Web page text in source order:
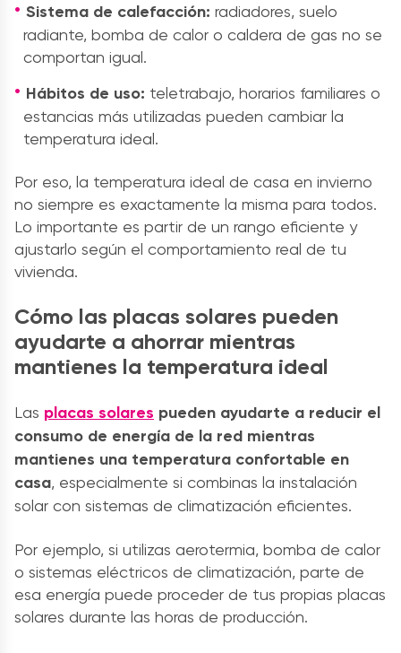
Sistema de calefacción: radiadores, suelo
radiante, bomba de calor o caldera de gas no se
comportan igual.
Hábitos de uso: teletrabajo, horarios familiares o
estancias más utilizadas pueden cambiar la
temperatura ideal.
Por eso, la temperatura ideal de casa en invierno
no siempre es exactamente la misma para todos.
Lo importante es partir de un rango eficiente y
ajustarlo según el comportamiento real de tu
vivienda.
Cómo las placas solares pueden
ayudarte a ahorrar mientras
mantienes la temperatura ideal
Las placas solares pueden ayudarte a reducir el
consumo de energía de la red mientras
mantienes una temperatura confortable en
casa, especialmente si combinas la instalación
solar con sistemas de climatización eficientes.
Por ejemplo, si utilizas aerotermia, bomba de calor
o sistemas eléctricos de climatización, parte de
esa energía puede proceder de tus propias placas
solares durante las horas de producción.